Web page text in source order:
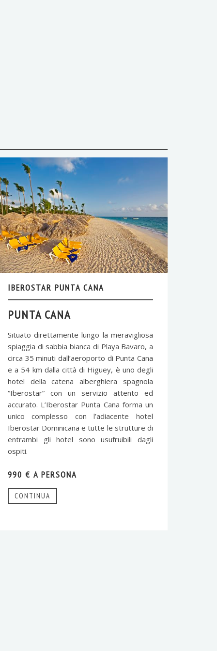
IBEROSTAR PUNTA CANA
PUNTA CANA
Situato direttamente lungo la meravigliosa
spiaggia di sabbia bianca di Playa Bavaro, a
circa 35 minuti dall’aeroporto di Punta Cana
e a 54 km dalla città di Higuey, è uno degli
hotel della catena alberghiera spagnola
“Iberostar” con un servizio attento ed
accurato. L’Iberostar Punta Cana forma un
unico complesso con l’adiacente hotel
Iberostar Dominicana e tutte le strutture di
entrambi gli hotel sono usufruibili dagli
ospiti.
990 € A PERSONA
CONTINUA